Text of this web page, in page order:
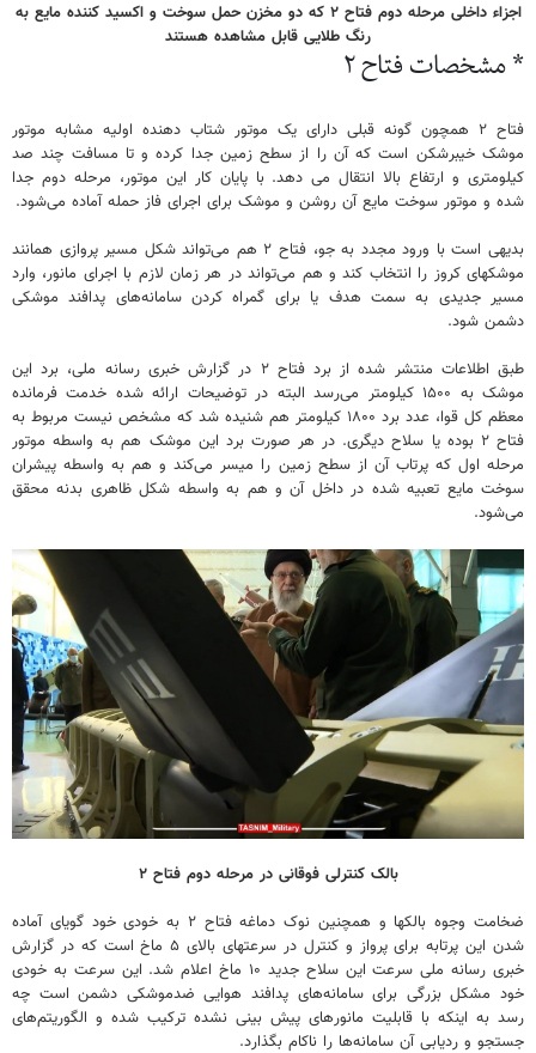
اجزاء داخلی مرحله دوم فتاح ۲ که دو مخزن حمل سوخت و اکسید کننده مایع به
رنگ طلایی قابل مشاهده هستند
* مشخصات فتاح ۲
فتاح ۲ همچون گونه قبلی دارای یک موتور شتاب دهنده اولیه مشابه موتور
موشک خیبرشکن است که آن را از سطح زمین جدا کرده و تا مسافت چند صد
کیلومتری و ارتفاع بالا انتقال می دهد. با پایان کار این موتور، مرحله دوم جدا
شده و موتور سوخت مایع آن روشن و موشک برای اجرای فاز حمله آماده می‌شود.
بدیهی است با ورود مجدد به جو، فتاح ۲ هم می‌تواند شکل مسیر پروازی همانند
موشکهای کروز را انتخاب کند و هم می‌تواند در هر زمان لازم با اجرای مانور، وارد
مسیر جدیدی به سمت هدف یا برای گمراه کردن سامانه‌های پدافند موشکی
دشمن شود.
طبق اطلاعات منتشر شده از برد فتاح ۲ در گزارش خبری رسانه ملی، برد این
موشک به ۱۵۰۰ کیلومتر می‌رسد البته در توضیحات ارائه شده خدمت فرمانده
معظم کل قوا، عدد برد ۱۸۰۰ کیلومتر هم شنیده شد که مشخص نیست مربوط به
فتاح ۲ بوده یا سلاح دیگری. در هر صورت برد این موشک هم به واسطه موتور
مرحله اول که پرتاب آن از سطح زمین را میسر می‌کند و هم به واسطه پیشران
سوخت مایع تعبیه شده در داخل آن و هم به واسطه شکل ظاهری بدنه محقق
می‌شود.
بالک کنترلی فوقانی در مرحله دوم فتاح ۲
ضخامت وجوه بالکها و همچنین نوک دماغه فتاح ۲ به خودی خود گویای آماده
شدن این پرتابه برای پرواز و کنترل در سرعتهای بالای ۵ ماخ است که در گزارش
خبری رسانه ملی سرعت این سلاح جدید ۱۰ ماخ اعلام شد. این سرعت به خودی
خود مشکل بزرگی برای سامانه‌های پدافند هوایی ضدموشکی دشمن است چه
رسد به اینکه با قابلیت مانورهای پیش بینی نشده ترکیب شده و الگوریتم‌های
جستجو و ردیابی آن سامانه‌ها را ناکام بگذارد.